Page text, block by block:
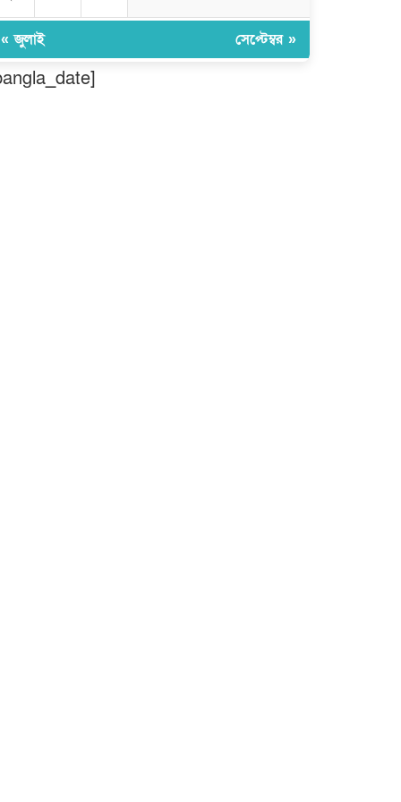
মুন্সীগঞ্জ লৌহজংয়ে শিক্ষার্থীদের নিয়ে
মাদকবিরোধী ক্যাম্পেইন
« জুলাই সেপ্টেম্বর »